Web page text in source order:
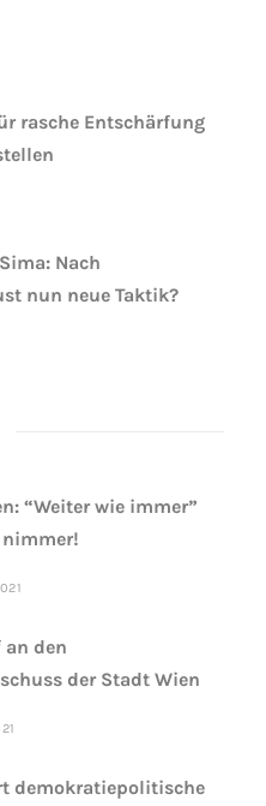
rasche Entschärfung
Nach
nun neue Taktik?
“Weiter wie immer”
nimmer!
an den
der Stadt Wien
demokratiepolitische